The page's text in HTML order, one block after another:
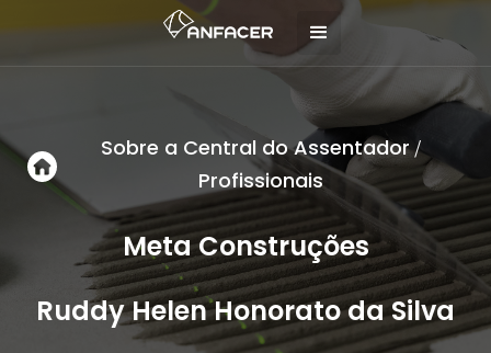
Sobre a Central do Assentador/
Profissionais
Meta Construções
Ruddy Helen Honorato da Silva